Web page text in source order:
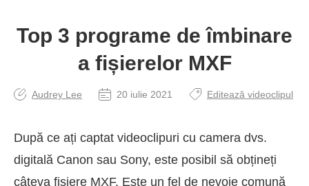
Top 3 programe de îmbinare
a fișierelor MXF
Audrey Lee 20 iulie 2021 Editează videoclipul
După ce ați captat videoclipuri cu camera dvs.
digitală Canon sau Sony, este posibil să obțineți
câteva fișiere MXF. Este un fel de nevoie comună